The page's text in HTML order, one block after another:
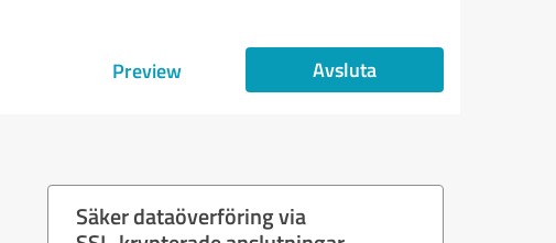
Preview Avsluta
Säker dataöverföring via